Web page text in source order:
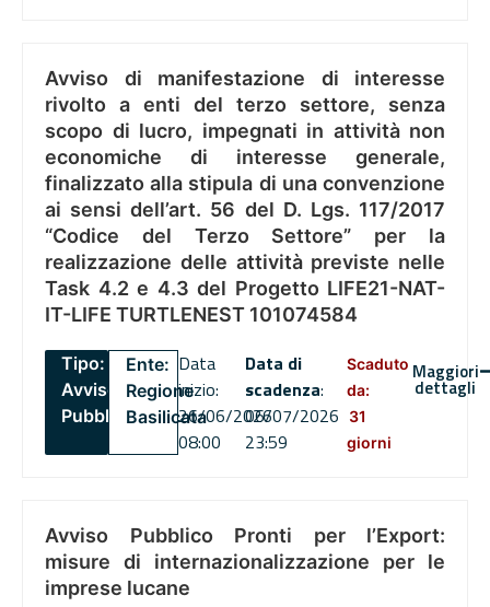
Avviso di manifestazione di interesse
rivolto a enti del terzo settore, senza
scopo di lucro, impegnati in attività non
economiche di interesse generale,
finalizzato alla stipula di una convenzione
ai sensi dell’art. 56 del D. Lgs. 117/2017
“Codice del Terzo Settore” per la
realizzazione delle attività previste nelle
Task 4.2 e 4.3 del Progetto LIFE21-NAT-
IT-LIFE TURTLENEST 101074584
Tipo:
Avviso
Pubblico
Ente:
Regione
Basilicata
Data
inizio:
26/06/2026
08:00
Data di
scadenza:
06/07/2026
23:59
Scaduto
da:
31
giorni
Maggiori
dettagli
Avviso Pubblico Pronti per l’Export:
misure di internazionalizzazione per le
imprese lucane